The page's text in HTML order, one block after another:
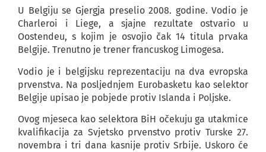
U Belgiju se Gjergja preselio 2008. godine. Vodio je
Charleroi i Liege, a sjajne rezultate ostvario u
Oostendeu, s kojim je osvojio čak 14 titula prvaka
Belgije. Trenutno je trener francuskog Limogesa.
Vodio je i belgijsku reprezentaciju na dva evropska
prvenstva. Na posljednjem Eurobasketu kao selektor
Belgije upisao je pobjede protiv Islanda i Poljske.
Ovog mjeseca kao selektora BiH očekuju ga utakmice
kvalifikacija za Svjetsko prvenstvo protiv Turske 27.
novembra i tri dana kasnije protiv Srbije. Uskoro će